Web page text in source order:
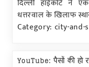
दिल्ली हाईकोर्ट ने
धत्तरवाल के खिलाफ
Category: city-and-
YouTube: पैसों की हो